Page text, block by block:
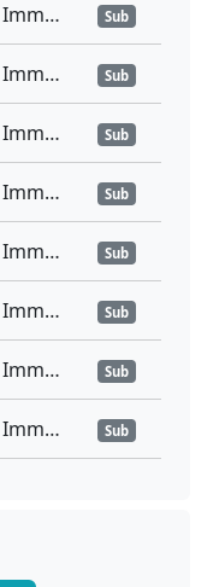
The Ethereal Sword Immortal Ep 38 Sub Indo Sub
The Ethereal Sword Immortal Ep 37 Sub Indo Sub
The Ethereal Sword Immortal Ep 36 Sub Indo Sub
The Ethereal Sword Immortal Ep 31-35 Sub Indo Sub
The Ethereal Sword Immortal Ep 26-30 Sub Indo Sub
The Ethereal Sword Immortal Ep 21-25 Sub Indo Sub
The Ethereal Sword Immortal Ep 16-20 Sub Indo Sub
The Ethereal Sword Immortal Ep 11-15 Sub Indo Sub